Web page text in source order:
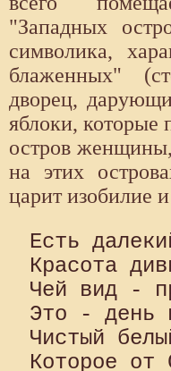
"Западных
символика,
блаженных"
дворец,
яблоки, которые
остров
на этих
царит изобилие
Есть
Красота
Чей вид -
Это - день
Чистый